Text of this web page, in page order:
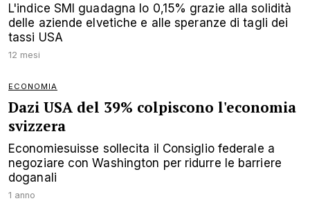
L'indice SMI guadagna lo 0,15% grazie alla solidità
delle aziende elvetiche e alle speranze di tagli dei
tassi USA
12 mesi
ECONOMIA
Dazi USA del 39% colpiscono l'economia
svizzera
Economiesuisse sollecita il Consiglio federale a
negoziare con Washington per ridurre le barriere
doganali
1 anno